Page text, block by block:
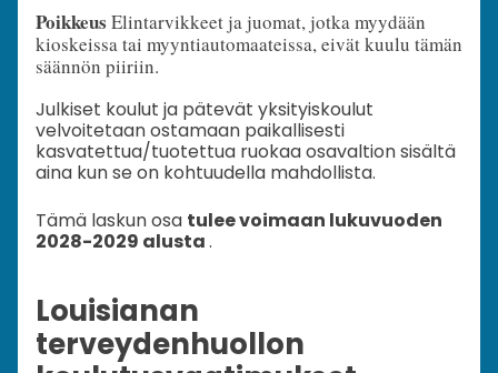
Poikkeus Elintarvikkeet ja juomat, jotka myydään
kioskeissa tai myyntiautomaateissa, eivät kuulu tämän
säännön piiriin.
Julkiset koulut ja pätevät yksityiskoulut
velvoitetaan ostamaan paikallisesti
kasvatettua/tuotettua ruokaa osavaltion sisältä
aina kun se on kohtuudella mahdollista.
Tämä laskun osa tulee voimaan lukuvuoden
2028-2029 alusta.
Louisianan
terveydenhuollon